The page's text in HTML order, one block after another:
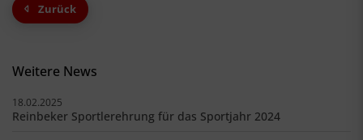
Zurück
Weitere News
18.02.2025
Reinbeker Sportlerehrung für das Sportjahr 2024